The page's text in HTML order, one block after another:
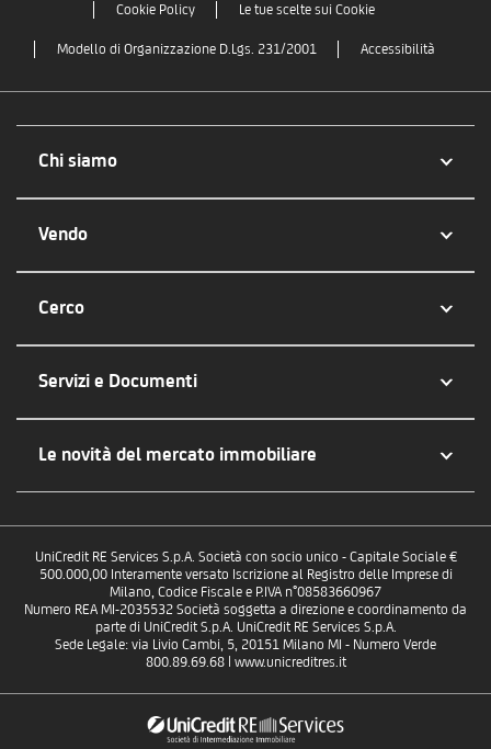
Cookie Policy Le tue scelte sui Cookie
Modello di Organizzazione D.Lgs. 231/2001 Accessibilità
Chi siamo
Vendo
Cerco
Servizi e Documenti
Le novità del mercato immobiliare
UniCredit RE Services S.p.A. Società con socio unico - Capitale Sociale €
500.000,00 Interamente versato Iscrizione al Registro delle Imprese di
Milano, Codice Fiscale e P.IVA n°08583660967
Numero REA MI-2035532 Società soggetta a direzione e coordinamento da
parte di UniCredit S.p.A. UniCredit RE Services S.p.A.
Sede Legale: via Livio Cambi, 5, 20151 Milano MI - Numero Verde
800.89.69.68 | www.unicreditres.it